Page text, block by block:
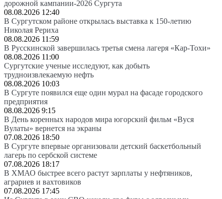
дорожной кампании-2026 Сургута
08.08.2026 12:40
В Сургутском районе открылась выставка к 150-летию
Николая Рериха
08.08.2026 11:59
В Русскинской завершилась третья смена лагеря «Кар-Тохи»
08.08.2026 11:00
Сургутские ученые исследуют, как добыть
трудноизвлекаемую нефть
08.08.2026 10:03
В Сургуте появился еще один мурал на фасаде городского
предприятия
08.08.2026 9:15
В День коренных народов мира югорский фильм «Вуся
Вулаты» вернется на экраны
07.08.2026 18:50
В Сургуте впервые организовали детский баскетбольный
лагерь по сербской системе
07.08.2026 18:17
В ХМАО быстрее всего растут зарплаты у нефтяников,
аграриев и вахтовиков
07.08.2026 17:45